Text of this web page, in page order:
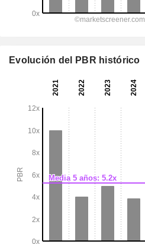
Evolución del PBR histórico